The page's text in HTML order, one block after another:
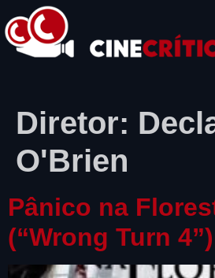
Diretor:
O'Brien
Pânico na
(“Wrong Turn 4”)